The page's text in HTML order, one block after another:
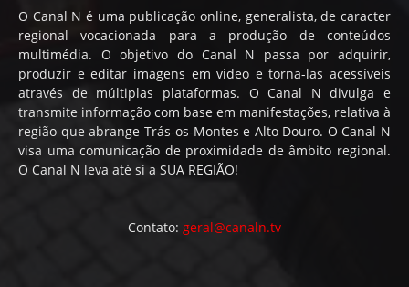
O Canal N é uma publicação online, generalista, de caracter
regional vocacionada para a produção de conteúdos
multimédia. O objetivo do Canal N passa por adquirir,
produzir e editar imagens em vídeo e torna-las acessíveis
através de múltiplas plataformas. O Canal N divulga e
transmite informação com base em manifestações, relativa à
região que abrange Trás-os-Montes e Alto Douro. O Canal N
visa uma comunicação de proximidade de âmbito regional.
O Canal N leva até si a SUA REGIÃO!
Contato: geral@canaln.tv